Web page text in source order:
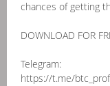
chances of getting
DOWNLOAD FOR
Telegram:
https://t.me/